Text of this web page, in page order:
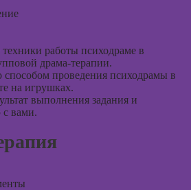
работы психодраме в
драма-терапии.
способом проведения психодрамы в
на игрушках.
выполнения задания и
с вами.